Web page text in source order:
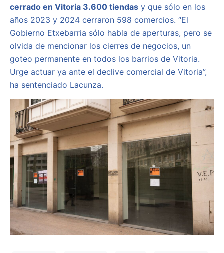
cerrado en Vitoria 3.600 tiendas y que sólo en los
años 2023 y 2024 cerraron 598 comercios. “El
Gobierno Etxebarria sólo habla de aperturas, pero se
olvida de mencionar los cierres de negocios, un
goteo permanente en todos los barrios de Vitoria.
Urge actuar ya ante el declive comercial de Vitoria”,
ha sentenciado Lacunza.